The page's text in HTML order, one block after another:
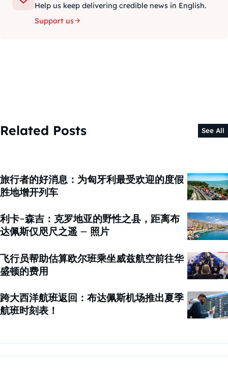
Help us keep delivering credible news in English.
Support us
Related Posts See All
旅行者的好消息：为匈牙利最受欢迎的度假
胜地增开列车
利卡-森吉：克罗地亚的野性之县，距离布
达佩斯仅咫尺之遥 – 照片
飞行员帮助估算欧尔班乘坐威兹航空前往华
盛顿的费用
跨大西洋航班返回：布达佩斯机场推出夏季
航班时刻表！